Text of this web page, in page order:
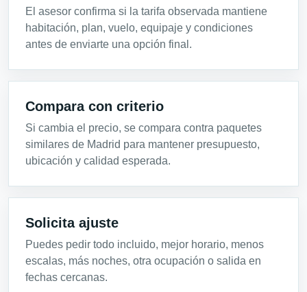
El asesor confirma si la tarifa observada mantiene
habitación, plan, vuelo, equipaje y condiciones
antes de enviarte una opción final.
Compara con criterio
Si cambia el precio, se compara contra paquetes
similares de Madrid para mantener presupuesto,
ubicación y calidad esperada.
Solicita ajuste
Puedes pedir todo incluido, mejor horario, menos
escalas, más noches, otra ocupación o salida en
fechas cercanas.